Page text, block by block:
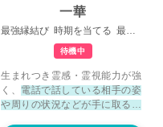
望む未来を手に入れることが出
番に願い誠心誠意占わせていた
だきます。幸せへの第一歩を共
一華
最強縁結び 時期を当てる 最短で叶える
待機中
生まれつき霊感・霊視能力が強
く、 電話で話している相手の姿
や周りの状況などが手に取るよ